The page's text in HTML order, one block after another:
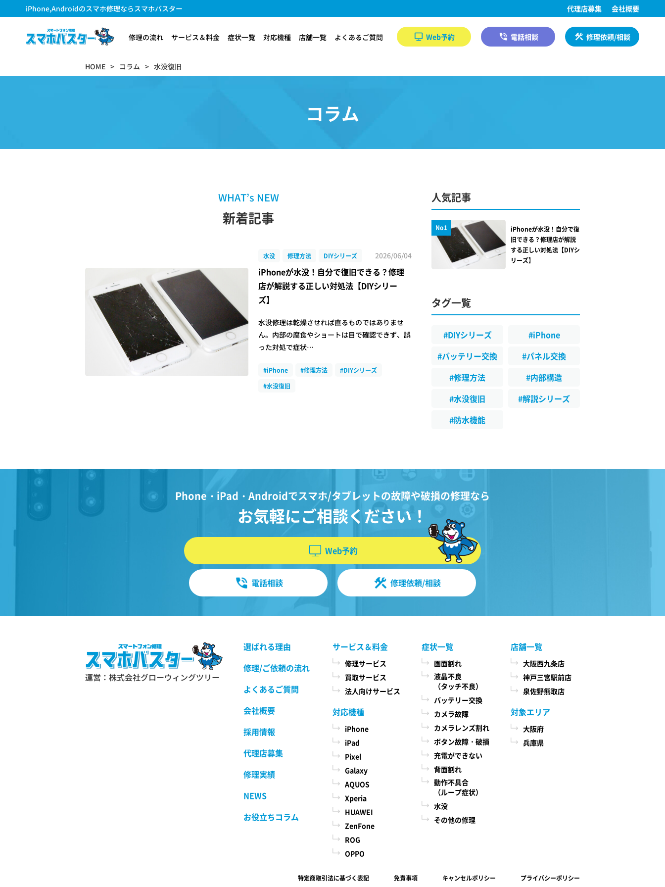
iPhone,Androidのスマホ修理ならスマホバスター 代理店募集 会社概要
修理の流れ サービス＆料金 症状一覧 対応機種 店舗一覧 よくあるご質問 Web予約 電話相談 修理依頼/相談
HOME コラム 水没復旧
コラム
WHAT’s NEW
新着記事
水没 修理方法 DIYシリーズ 2026/06/04
iPhoneが水没！自分で復旧できる？修理
店が解説する正しい対処法【DIYシリー
ズ】
水没修理は乾燥させれば直るものではありませ
ん。内部の腐食やショートは目で確認できず、誤
った対処で症状…
#iPhone #修理方法
#DIYシリーズ
#水没復旧
人気記事
No1
iPhoneが水没！自分で復
旧できる？修理店が解説
する正しい対処法【DIYシ
リーズ】
タグ一覧
#DIYシリーズ
#iPhone
#バッテリー交換
#パネル交換
#修理方法
#内部構造
#水没復旧
#解説シリーズ
#防水機能
Phone・iPad・Androidでスマホ/タブレットの故障や破損の修理なら
お気軽にご相談ください！
Web予約
電話相談 修理依頼/相談
運営：株式会社グローウィングツリー
選ばれる理由
修理/ご依頼の流れ
よくあるご質問
会社概要
採用情報
代理店募集
修理実績
NEWS
お役立ちコラム
サービス＆料金
修理サービス
買取サービス
法人向けサービス
対応機種
iPhone
iPad
Pixel
Galaxy
AQUOS
Xperia
HUAWEI
ZenFone
ROG
OPPO
症状一覧
画面割れ
液晶不良
（タッチ不良）
バッテリー交換
カメラ故障
カメラレンズ割れ
ボタン故障・破損
充電ができない
背面割れ
動作不具合
（ループ症状）
水没
その他の修理
店舗一覧
大阪西九条店
神戸三宮駅前店
泉佐野熊取店
対象エリア
大阪府
兵庫県
特定商取引法に基づく表記 免責事項 キャンセルポリシー プライバシーポリシー